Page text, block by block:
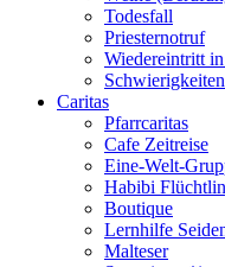
Todesfall
Priesternotruf
Wiedereintritt
Caritas
Pfarrcaritas
Cafe Zeitreise
Eine-Welt-
Habibi
Boutique
Lernhilfe
Malteser